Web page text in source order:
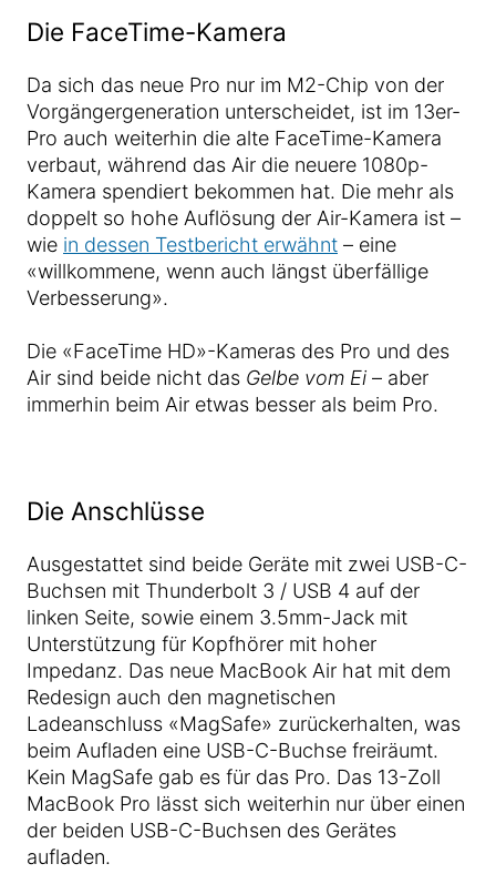
Die FaceTime-Kamera
Da sich das neue Pro nur im M2-Chip von der
Vorgängergeneration unterscheidet, ist im 13er-
Pro auch weiterhin die alte FaceTime-Kamera
verbaut, während das Air die neuere 1080p-
Kamera spendiert bekommen hat. Die mehr als
doppelt so hohe Auflösung der Air-Kamera ist –
wie in dessen Testbericht erwähnt – eine
«willkommene, wenn auch längst überfällige
Verbesserung».
Die «FaceTime HD»-Kameras des Pro und des
Air sind beide nicht das Gelbe vom Ei – aber
immerhin beim Air etwas besser als beim Pro.
Die Anschlüsse
Ausgestattet sind beide Geräte mit zwei USB-C-
Buchsen mit Thunderbolt 3 / USB 4 auf der
linken Seite, sowie einem 3.5mm-Jack mit
Unterstützung für Kopfhörer mit hoher
Impedanz. Das neue MacBook Air hat mit dem
Redesign auch den magnetischen
Ladeanschluss «MagSafe» zurückerhalten, was
beim Aufladen eine USB-C-Buchse freiräumt.
Kein MagSafe gab es für das Pro. Das 13-Zoll
MacBook Pro lässt sich weiterhin nur über einen
der beiden USB-C-Buchsen des Gerätes
aufladen.